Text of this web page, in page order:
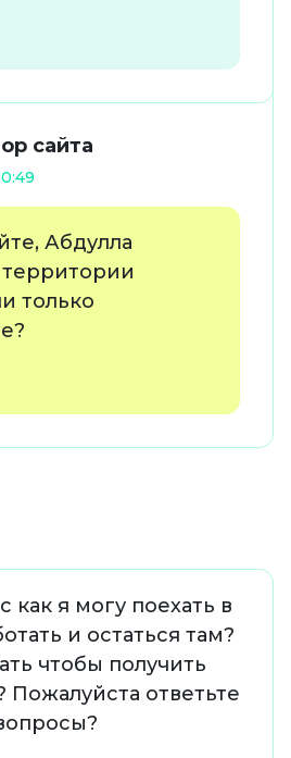
сайта
Абдулла
только
как я могу поехать в
и остаться там?
чтобы получить
Пожалуйста ответьте